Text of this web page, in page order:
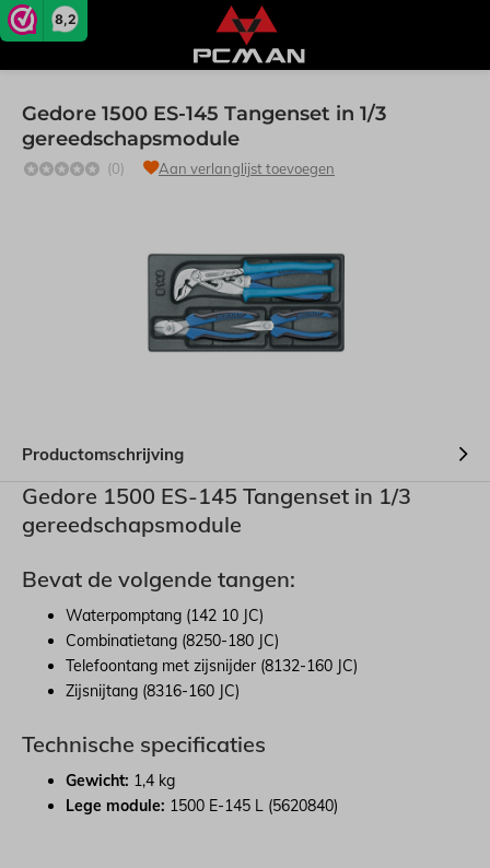
8,2
Gedore 1500 ES-145 Tangenset in 1/3
gereedschapsmodule
(0) Aan verlanglijst toevoegen
Productomschrijving
Gedore 1500 ES-145 Tangenset in 1/3
gereedschapsmodule
Bevat de volgende tangen:
Waterpomptang (142 10 JC)
Combinatietang (8250-180 JC)
Telefoontang met zijsnijder (8132-160 JC)
Zijsnijtang (8316-160 JC)
Technische specificaties
Gewicht: 1,4 kg
Lege module: 1500 E-145 L (5620840)